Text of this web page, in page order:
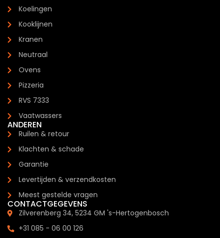
Koelingen
Kooklijnen
Kranen
Neutraal
Ovens
Pizzeria
RVS 7333
Vaatwassers
ANDEREN
Ruilen & retour
Klachten & schade
Garantie
Levertijden & verzendkosten
Meest gestelde vragen
CONTACTGEGEVENS
Zilverenberg 34, 5234 GM 's-Hertogenbosch
+31 085 - 06 00 126